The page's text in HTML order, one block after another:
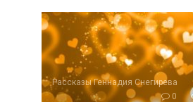
Рассказы Геннадия Снегирева
0